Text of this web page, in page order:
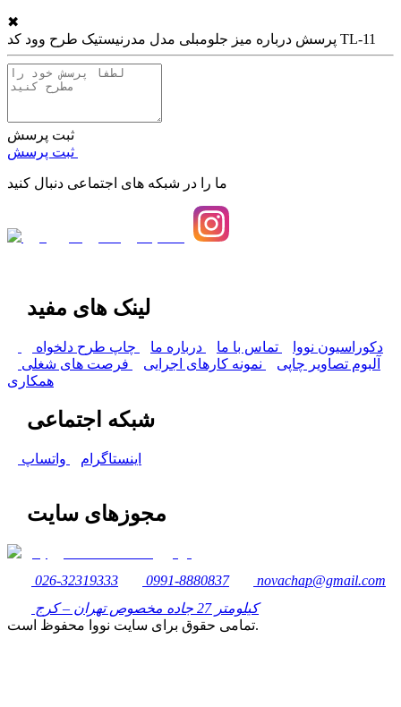
✖
پرسش درباره میز جلومبلی مدل مدرنیستیک طرح وود کد TL-11
ثبت پرسش
ما را در شبکه های اجتماعی دنبال کنید
لینک های مفید
دکوراسیون نووا تماس با ما درباره ما
چاپ طرح دلخواه
آلبوم تصاویر چاپی
نمونه کارهای اجرایی
فرصت های شغلی
همکاری
شبکه اجتماعی
اینستاگرام واتساپ
مجوزهای سایت
026-32319333 0991-8880837
novachap@gmail.com
کیلومتر 27 جاده مخصوص تهران – کرج
تمامی حقوق برای سایت نووا محفوظ است.